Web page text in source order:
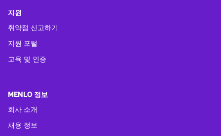
지원
취약점 신고하기
지원 포털
교육 및 인증
MENLO 정보
회사 소개
채용 정보